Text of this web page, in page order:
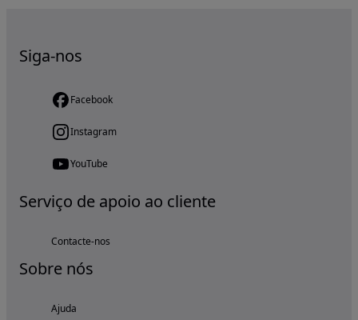
Siga-nos
Facebook
Instagram
YouTube
Serviço de apoio ao cliente
Contacte-nos
Sobre nós
Ajuda